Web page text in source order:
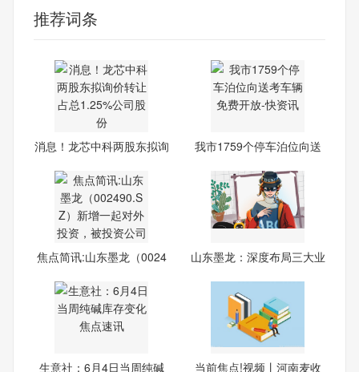
推荐词条
消息！龙芯中科两股东拟询
我市1759个停车泊位向送
焦点简讯:山东墨龙（0024
山东墨龙：深度布局三大业
生意社：6月4日当周纯碱
当前焦点!视频丨河南麦收